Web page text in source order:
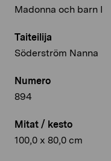
Madonna och barn I
Taiteilija
Söderström Nanna
Numero
894
Mitat / kesto
100,0 x 80,0 cm